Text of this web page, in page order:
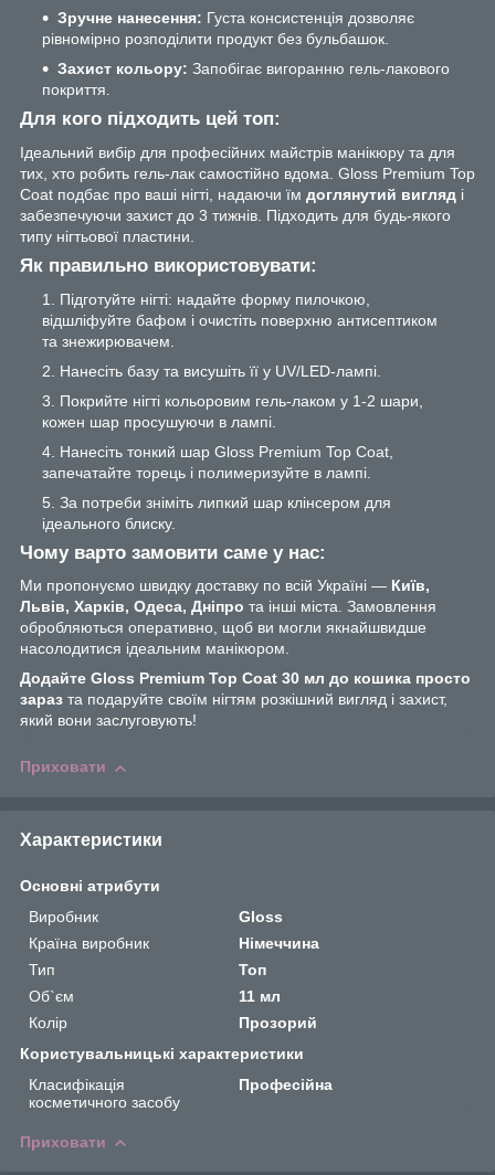
Зручне нанесення: Густа консистенція дозволяє
рівномірно розподілити продукт без бульбашок.
Захист кольору: Запобігає вигоранню гель-лакового
покриття.
Для кого підходить цей топ:
Ідеальний вибір для професійних майстрів манікюру та для
тих, хто робить гель-лак самостійно вдома. Gloss Premium Top
Coat подбає про ваші нігті, надаючи їм доглянутий вигляд і
забезпечуючи захист до 3 тижнів. Підходить для будь-якого
типу нігтьової пластини.
Як правильно використовувати:
Підготуйте нігті: надайте форму пилочкою,
відшліфуйте бафом і очистіть поверхню антисептиком
та знежирювачем.
Нанесіть базу та висушіть її у UV/LED-лампі.
Покрийте нігті кольоровим гель-лаком у 1-2 шари,
кожен шар просушуючи в лампі.
Нанесіть тонкий шар Gloss Premium Top Coat,
запечатайте торець і полимеризуйте в лампі.
За потреби зніміть липкий шар клінсером для
ідеального блиску.
Чому варто замовити саме у нас:
Ми пропонуємо швидку доставку по всій Україні — Київ,
Львів, Харків, Одеса, Дніпро та інші міста. Замовлення
обробляються оперативно, щоб ви могли якнайшвидше
насолодитися ідеальним манікюром.
Додайте Gloss Premium Top Coat 30 мл до кошика просто
зараз та подаруйте своїм нігтям розкішний вигляд і захист,
який вони заслуговують!
Приховати
Характеристики
Основні атрибути
Виробник
Gloss
Країна виробник
Німеччина
Тип
Топ
Об`єм
11 мл
Колір
Прозорий
Користувальницькі характеристики
Класифікація
косметичного засобу
Професійна
Приховати